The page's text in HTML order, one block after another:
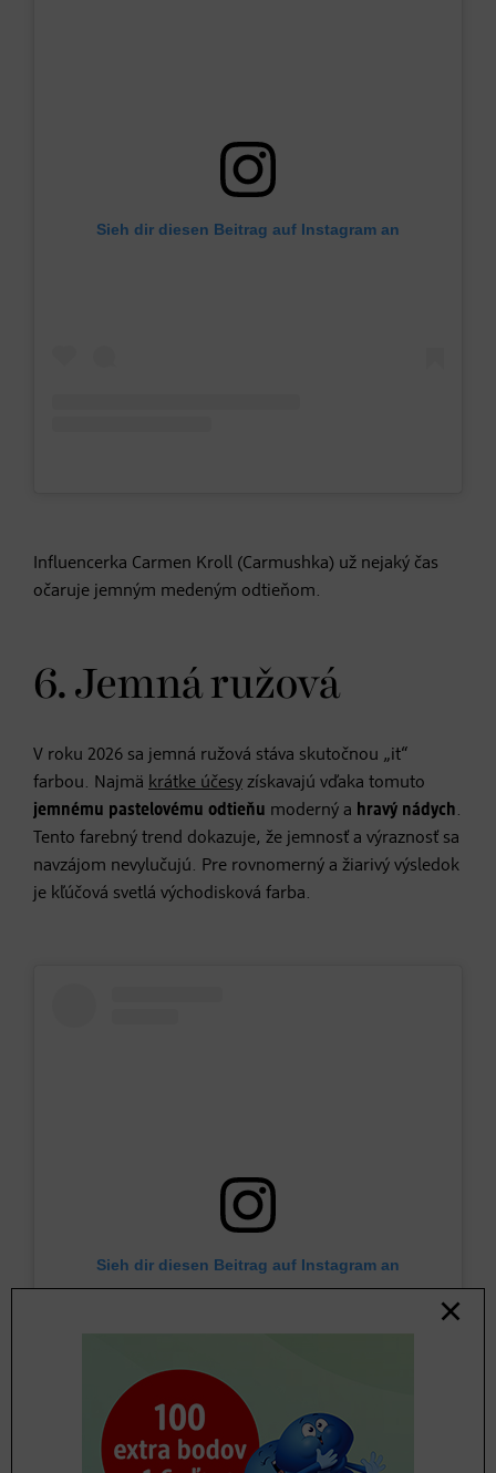
Sieh dir diesen Beitrag auf Instagram an
Influencerka Carmen Kroll (Carmushka) už nejaký čas
očaruje jemným medeným odtieňom.
6. Jemná ružová
V roku 2026 sa jemná ružová stáva skutočnou „it“
farbou. Najmä krátke účesy získavajú vďaka tomuto
jemnému pastelovému odtieňu moderný a hravý nádych.
Tento farebný trend dokazuje, že jemnosť a výraznosť sa
navzájom nevylučujú. Pre rovnomerný a žiarivý výsledok
je kľúčová svetlá východisková farba.
Sieh dir diesen Beitrag auf Instagram an